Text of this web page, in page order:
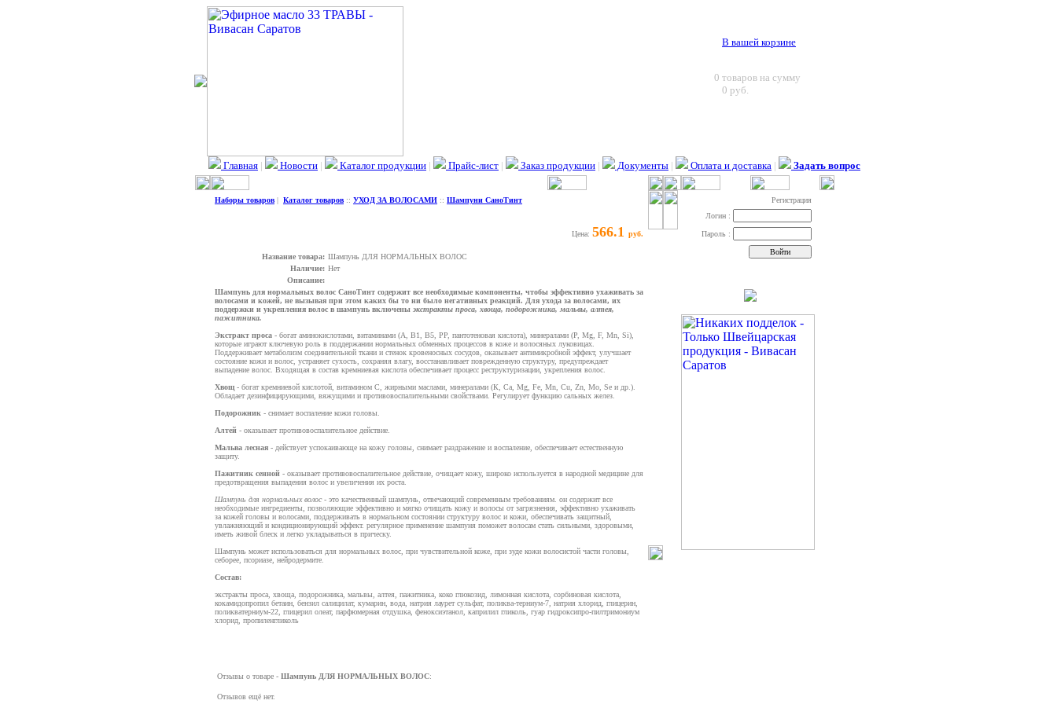
В вашей корзине
0 товаров на сумму
0 руб.
Главная | Новости | Каталог продукции | Прайс-лист | Заказ продукции | Документы | Оплата и доставка | Задать вопрос
Наборы товаров | Каталог товаров :: УХОД ЗА ВОЛОСАМИ :: Шампуни СаноТинт
Цена: 566.1 руб.
Название товара: Шампунь ДЛЯ НОРМАЛЬНЫХ ВОЛОС
Наличие: Нет
Описание:
Шампунь для нормальных волос СаноТинт содержит все необходимые компоненты, чтобы эффективно ухаживать за
волосами и кожей, не вызывая при этом каких бы то ни было негативных реакций. Для ухода за волосами, их
поддержки и укрепления волос в шампунь включены экстракты проса, хвоща, подорожника, мальвы, алтея,
пажитника.
Экстракт проса - богат аминокислотами, витаминами (А, В1, В5, РР, пантотеновая кислота), минералами (Р, Mg, F, Mn, Si),
которые играют ключевую роль в поддержании нормальных обменных процессов в коже и волосяных луковицах.
Поддерживает метаболизм соединительной ткани и стенок кровеносных сосудов, оказывает антимикробной эффект, улучшает
состояние кожи и волос, устраняет сухость, сохраняя влагу, восстанавливает поврежденную структуру, предупреждает
выпадение волос. Входящая в состав кремниевая кислота обеспечивает процесс реструктуризации, укрепления волос.
Хвощ - богат кремниевой кислотой, витамином С, жирными маслами, минералами (К, Са, Mg, Fe, Mn, Cu, Zn, Mo, Se и др.).
Обладает дезинфицирующими, вяжущими и противовоспалительными свойствами. Регулирует функцию сальных желез.
Подорожник - снимает воспаление кожи головы.
Алтей - оказывает противовоспалительное действие.
Мальва лесная - действует успокаивающе на кожу головы, снимает раздражение и воспаление, обеспечивает естественную
защиту.
Пажитник сенной - оказывает противовоспалительное действие, очищает кожу, широко используется в народной медицине для
предотвращения выпадения волос и увеличения их роста.
Шампунь для нормальных волос- это качественный шампунь, отвечающий современным требованиям. он содержит все
необходимые ингредиенты, позволяющие эффективно и мягко очищать кожу и волосы от загрязнения, эффективно ухаживать
за кожей головы и волосами, поддерживать в нормальном состоянии структуру волос и кожи, обеспечивать защитный,
увлажняющий и кондиционирующий эффект. регулярное применение шампуня поможет волосам стать сильными, здоровыми,
иметь живой блеск и легко укладываться в прическу.
Шампунь может использоваться для нормальных волос, при чувствительной коже, при зуде кожи волосистой части головы,
себорее, псориазе, нейродермите.
Состав:
экстракты проса, хвоща, подорожника, мальвы, алтея, пажитника, коко глюкозид, лимонная кислота, сорбиновая кислота,
кокамидопропил бетаин, бензил салицилат, кумарин, вода, натрия лаурет сульфат, поликва-терниум-7, натрия хлорид, глицерин,
поликватерниум-22, глицерил олеат, парфюмерная отдушка, феноксиэтанол, каприлил гликоль, гуар гидроксипро-пилтримониум
хлорид, пропиленгликоль
Отзывы о товаре - Шампунь ДЛЯ НОРМАЛЬНЫХ ВОЛОС:
Отзывов ещё нет.
Регистрация
Логин :
Пароль :